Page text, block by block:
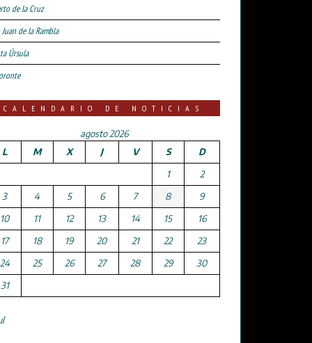
de la Cruz
de la Rambla
Úrsula
CALENDARIO DE NOTICIAS
agosto 2026
L
M X J V S
D
1
2
3
4 5 6 7 8
9
10
11 12 13 14 15
16
17
18 19 20 21 22
23
24
25 26 27 28 29
30
31